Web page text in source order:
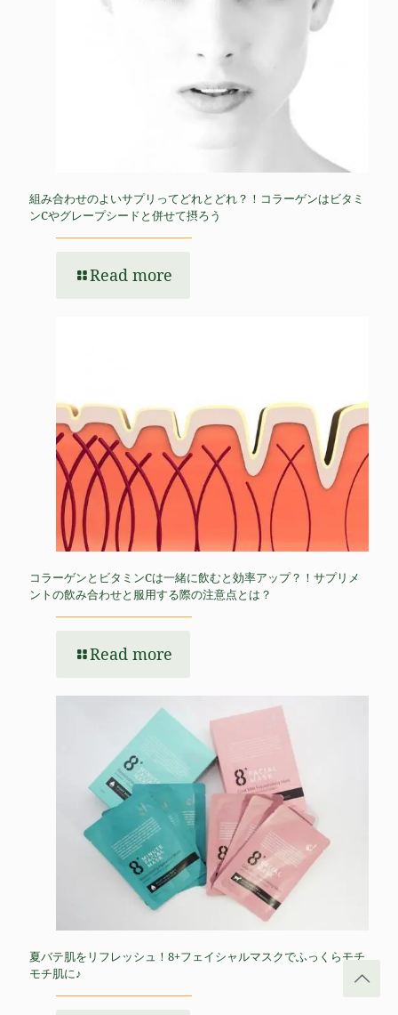
組み合わせのよいサプリってどれとどれ？！コラーゲンはビタミ
ンCやグレープシードと併せて摂ろう
Read more
コラーゲンとビタミンCは一緒に飲むと効率アップ？！サプリメ
ントの飲み合わせと服用する際の注意点とは？
Read more
夏バテ肌をリフレッシュ！8+フェイシャルマスクでふっくらモチ
モチ肌に♪